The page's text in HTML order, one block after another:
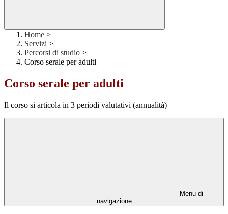
Home >
Servizi >
Percorsi di studio >
Corso serale per adulti
Corso serale per adulti
Il corso si articola in 3 periodi valutativi (annualità)
Menu di
navigazione